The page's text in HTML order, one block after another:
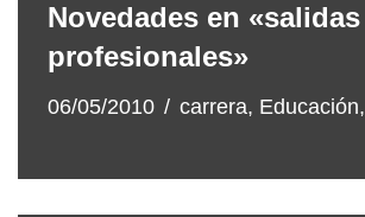
Novedades en «salidas
profesionales»
06/05/2010 carrera, Educación,